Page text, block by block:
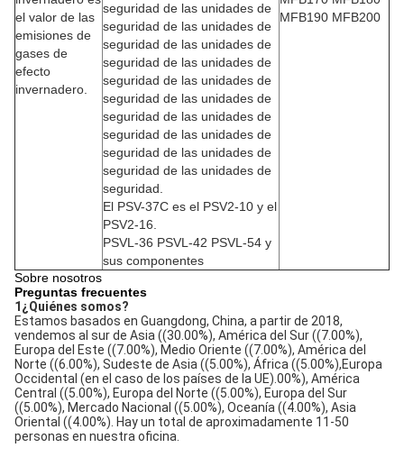
el valor de las
emisiones de
gases de
efecto
invernadero.
seguridad de las unidades de
seguridad de las unidades de
seguridad de las unidades de
seguridad de las unidades de
seguridad de las unidades de
seguridad de las unidades de
seguridad de las unidades de
seguridad de las unidades de
seguridad de las unidades de
seguridad de las unidades de
seguridad.
El PSV-37C es el PSV2-10 y el
PSV2-16.
PSVL-36 PSVL-42 PSVL-54 y
sus componentes
MFB190 MFB200
Sobre nosotros
Preguntas frecuentes
1¿Quiénes somos?
Estamos basados en Guangdong, China, a partir de 2018,
vendemos al sur de Asia ((30.00%), América del Sur ((7.00%),
Europa del Este ((7.00%), Medio Oriente ((7.00%), América del
Norte ((6.00%), Sudeste de Asia ((5.00%), África ((5.00%),Europa
Occidental (en el caso de los países de la UE).00%), América
Central ((5.00%), Europa del Norte ((5.00%), Europa del Sur
((5.00%), Mercado Nacional ((5.00%), Oceanía ((4.00%), Asia
Oriental ((4.00%). Hay un total de aproximadamente 11-50
personas en nuestra oficina.